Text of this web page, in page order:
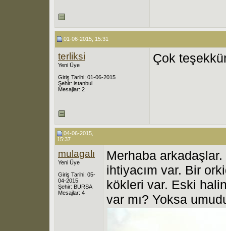
01-06-2015, 15:31
terliksi
Yeni Üye
Giriş Tarihi: 01-06-2015
Şehir: istanbul
Mesajlar: 2
Çok
04-06-2015,
15:37
mulagalı
Yeni Üye
Giriş Tarihi: 05-
04-2015
Şehir: BURSA
Mesajlar: 4
Merhaba arkadaşlar.
ihtiyacım var. Bir
kökleri var. Eski
var mı? Yoksa